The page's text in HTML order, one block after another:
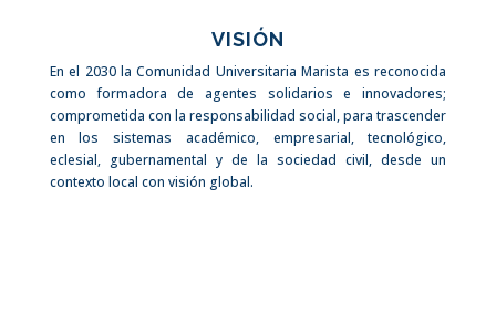
VISIÓN
En el 2030 la Comunidad Universitaria Marista es reconocida
como formadora de agentes solidarios e innovadores;
comprometida con la responsabilidad social, para trascender
en los sistemas académico, empresarial, tecnológico,
eclesial, gubernamental y de la sociedad civil, desde un
contexto local con visión global.